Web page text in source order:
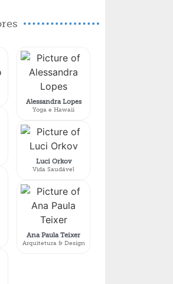
Alessandra Lopes
Yoga e Hawaii
Luci Orkov
Vida Saudável
Ana Paula Teixer
Arquitetura & Design